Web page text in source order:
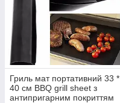
Гриль мат портативний 33 *
40 см BBQ grill sheet з
антипригарним покриттям